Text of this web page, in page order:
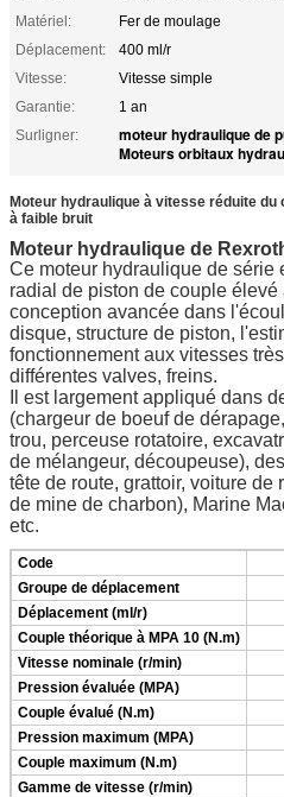
Matériel:
Fer de moulage
Déplacement:
400 ml/r
Vitesse:
Vitesse simple
Garantie:
1 an
Surligner:
moteur hydraulique de
Moteurs orbitaux
Moteur hydraulique à vitesse réduite du
à faible bruit
Moteur hydraulique de
Ce moteur hydraulique de série
radial de piston de couple
conception avancée dans
disque, structure de piston,
fonctionnement aux vitesses
différentes valves, freins.
Il est largement appliqué dans
(chargeur de boeuf de
trou, perceuse rotatoire,
de mélangeur, découpeuse),
tête de route, grattoir, voiture de
de mine de charbon), Marine
etc.
Code
Groupe de déplacement
Déplacement (ml/r)
Couple théorique à MPA 10 (N.m)
Vitesse nominale (r/min)
Pression évaluée (MPA)
Couple évalué (N.m)
Pression maximum (MPA)
Couple maximum (N.m)
Gamme de vitesse (r/min)